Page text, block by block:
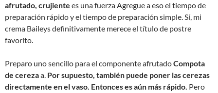
afrutado, crujiente es una fuerza Agregue a eso el tiempo de
preparación rápido y el tiempo de preparación simple. Sí, mi
crema Baileys definitivamente merece el título de postre
favorito.
Preparo uno sencillo para el componente afrutadoCompota
de cerezaa. Por supuesto, también puede poner las cerezas
directamente en el vaso. Entonces es aún más rápido. Pero